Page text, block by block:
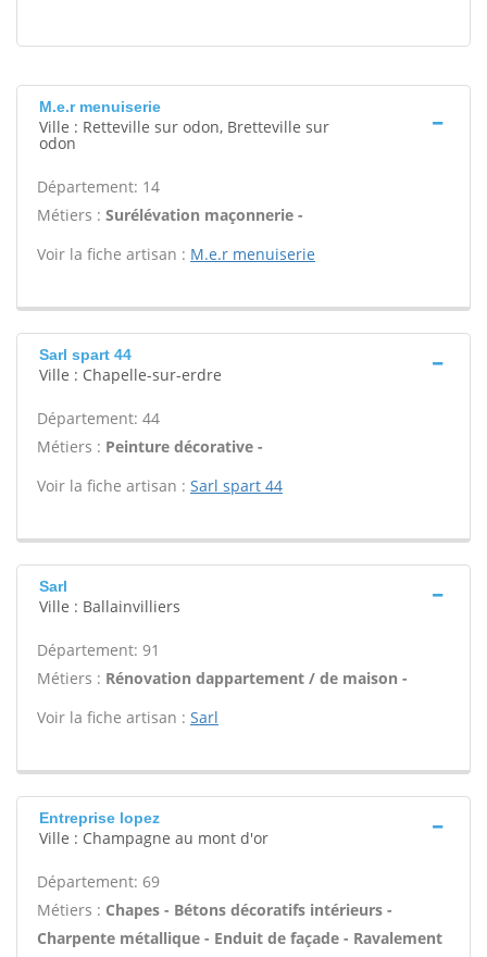
M.e.r menuiserie
Ville : Retteville sur odon, Bretteville sur
odon
Département: 14
Métiers : Surélévation maçonnerie -
Voir la fiche artisan : M.e.r menuiserie
Sarl spart 44
Ville : Chapelle-sur-erdre
Département: 44
Métiers : Peinture décorative -
Voir la fiche artisan : Sarl spart 44
Sarl
Ville : Ballainvilliers
Département: 91
Métiers : Rénovation dappartement / de maison -
Voir la fiche artisan : Sarl
Entreprise lopez
Ville : Champagne au mont d'or
Département: 69
Métiers : Chapes - Bétons décoratifs intérieurs -
Charpente métallique - Enduit de façade - Ravalement